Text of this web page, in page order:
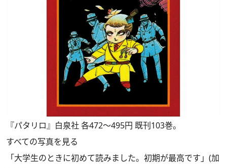
『パタリロ』白泉社 各472～495円 既刊103巻。
すべての写真を見る
「大学生のときに初めて読みました。初期が最高です」(加